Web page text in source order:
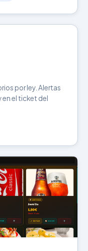
por ley. Alertas
el ticket del